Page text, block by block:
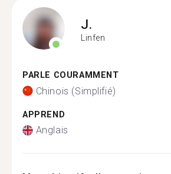
J.
Linfen
PARLE COURAMMENT
Chinois (Simplifié)
APPREND
Anglais